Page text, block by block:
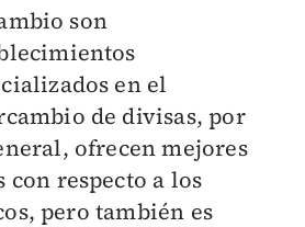
son
en el
de divisas, por
ofrecen mejores
con respecto a los
pero también es